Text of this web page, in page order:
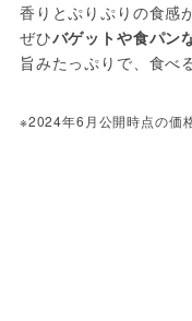
香りとぷりぷりの食感
ぜひバゲットや食パン
旨みたっぷりで、食
※2024年6月公開時点の価